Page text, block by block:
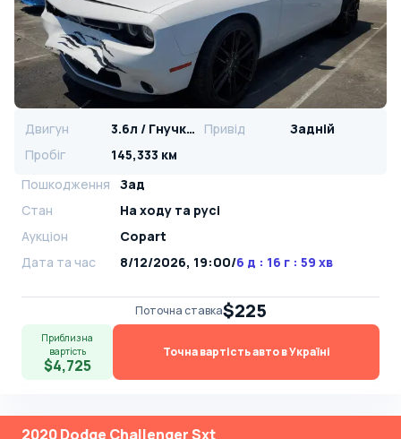
Двигун 3.6л / Гнучке паливо Привід
Задній
Пробіг
145,333 км
Пошкодження
Зад
Стан
На ​​ходу та русі
Аукціон
Copart
Дата та час
8/12/2026, 19:00/6 д : 16 г : 59 хв
Поточна ставка$225
Приблизна
вартість
$4,725
Точна вартість авто в Україні
2020 Dodge Challenger Sxt